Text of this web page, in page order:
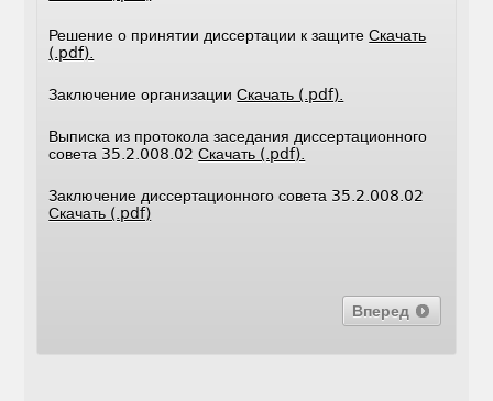
Решение о принятии диссертации к защитеСкачать
(.pdf).
Заключение организацииСкачать (.pdf).
Выписка из протокола заседания диссертационного
совета 35.2.008.02Скачать (.pdf).
Заключение диссертационного совета 35.2.008.02
Скачать (.pdf)
Вперед